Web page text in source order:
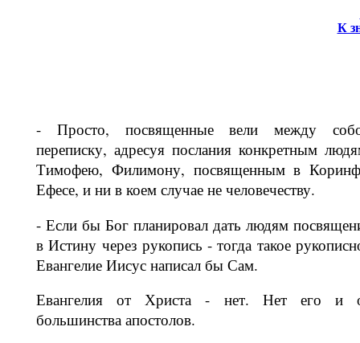
К
- Просто, посвященные вели между
переписку, адресуя послания конк­ретным
Тимофею, Филимону, посвященным в
Ефесе, и ни в коем случае не человечеству.
- Если бы Бог планировал дать людям
в Истину через рукопись - тогда такое
Евангелие Иисус написал бы Сам.
Евангелия от Христа - нет. Нет его и
большинства апостолов.